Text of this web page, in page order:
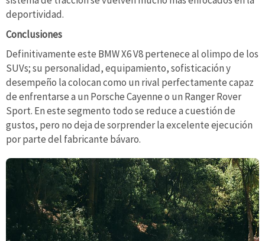
deportividad.
Conclusiones
Definitivamente este BMW X6 V8 pertenece al olimpo de los
SUVs; su personalidad, equipamiento, sofisticación y
desempeño la colocan como un rival perfectamente capaz
de enfrentarse a un Porsche Cayenne o un Ranger Rover
Sport. En este segmento todo se reduce a cuestión de
gustos, pero no deja de sorprender la excelente ejecución
por parte del fabricante bávaro.